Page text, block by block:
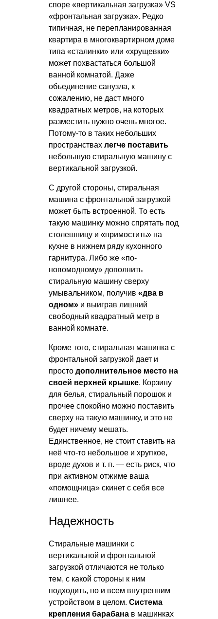
споре «вертикальная загрузка» VS
«фронтальная загрузка». Редко
типичная, не перепланированная
квартира в многоквартирном доме
типа «сталинки» или «хрущевки»
может похвастаться большой
ванной комнатой. Даже
объединение санузла, к
сожалению, не даст много
квадратных метров, на которых
разместить нужно очень многое.
Потому-то в таких небольших
пространствах легче поставить
небольшую стиральную машину с
вертикальной загрузкой.
С другой стороны, стиральная
машина с фронтальной загрузкой
может быть встроенной. То есть
такую машинку можно спрятать под
столешницу и «примостить» на
кухне в нижнем ряду кухонного
гарнитура. Либо же «по-
новомодному» дополнить
стиральную машину сверху
умывальником, получив «два в
одном» и выиграв лишний
свободный квадратный метр в
ванной комнате.
Кроме того, стиральная машинка с
фронтальной загрузкой дает и
просто дополнительное место на
своей верхней крышке. Корзину
для белья, стиральный порошок и
прочее спокойно можно поставить
сверху на такую машинку, и это не
будет ничему мешать.
Единственное, не стоит ставить на
неё что-то небольшое и хрупкое,
вроде духов и т. п. — есть риск, что
при активном отжиме ваша
«помощница» скинет с себя все
лишнее.
Надежность
Стиральные машинки с
вертикальной и фронтальной
загрузкой отличаются не только
тем, с какой стороны к ним
подходить, но и всем внутренним
устройством в целом. Система
крепления барабана в машинках